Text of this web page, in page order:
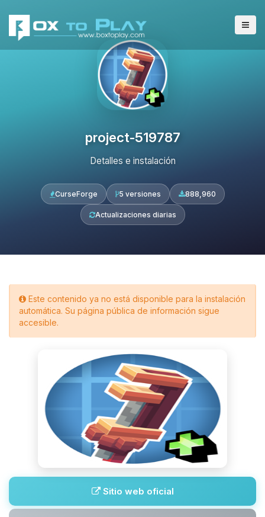
project-519787
Detalles e instalación
CurseForge 5 versiones 888,960
Actualizaciones diarias
Este contenido ya no está disponible para la instalación
automática. Su página pública de información sigue
accesible.
Sitio web oficial